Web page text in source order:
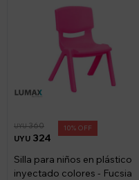
UYU 324
UYU360 10
Silla para niños en plástico
inyectado colores - Fucsia